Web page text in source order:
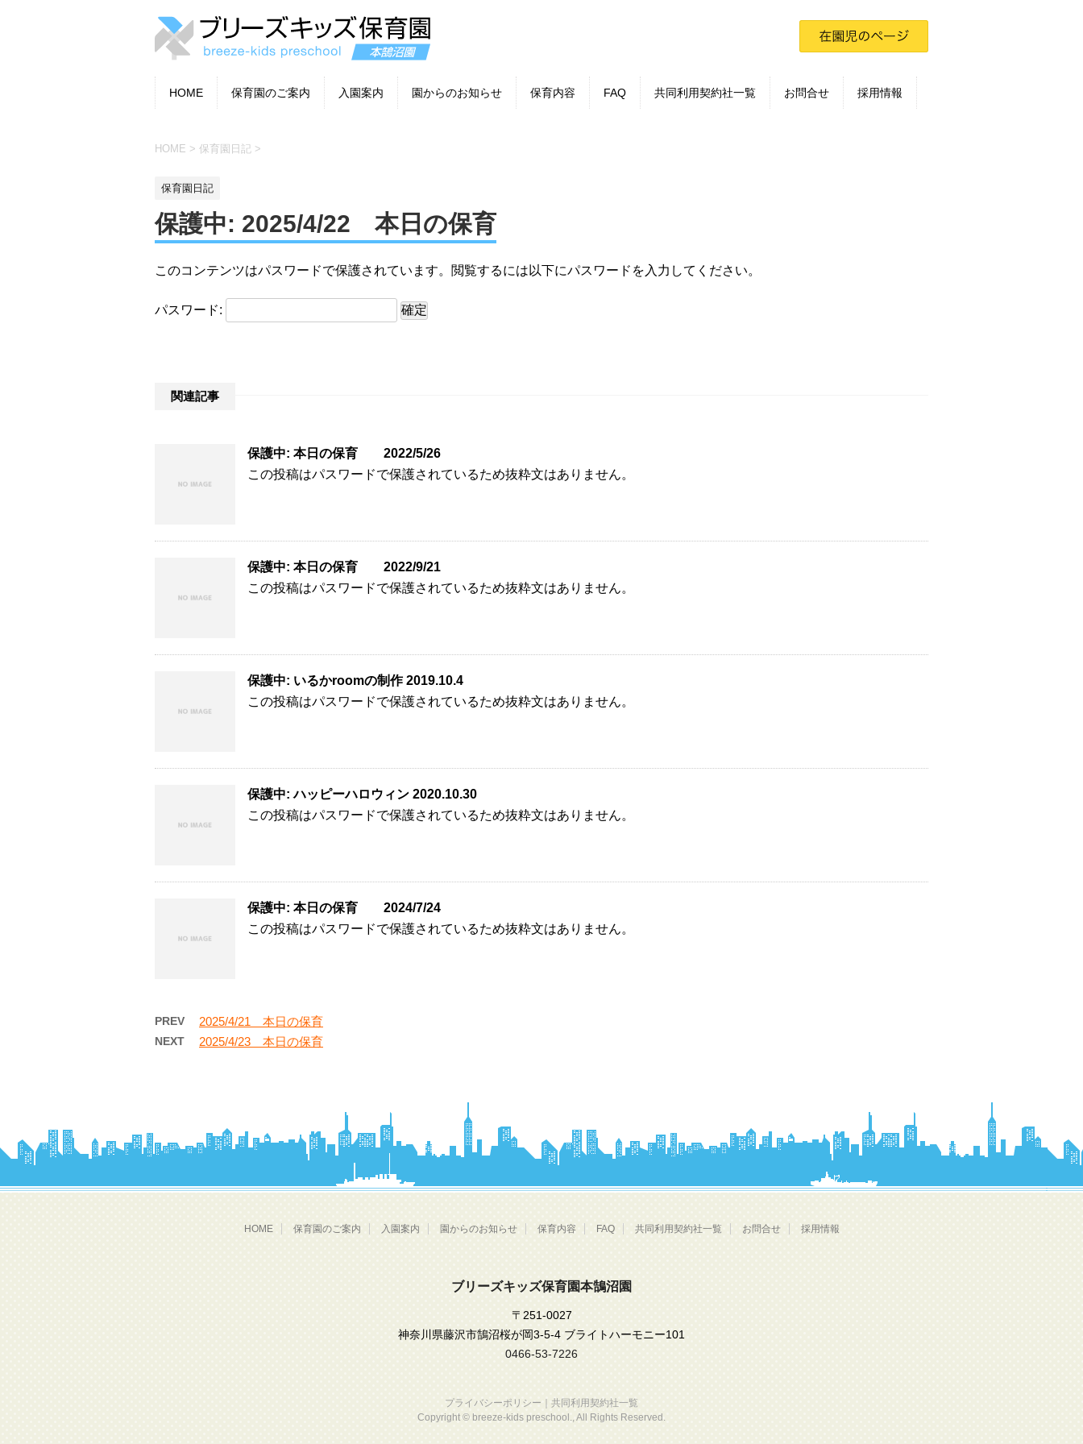
HOME 保育園のご案内 入園案内 園からのお知らせ 保育内容 FAQ 共同利用契約社一覧 お問合せ 採用情報
HOME > 保育園日記 >
保育園日記
保護中: 2025/4/22 本日の保育
このコンテンツはパスワードで保護されています。閲覧するには以下にパスワードを入力してください。
パスワード:
関連記事
保護中: 本日の保育 2022/5/26
この投稿はパスワードで保護されているため抜粋文はありません。
保護中: 本日の保育 2022/9/21
この投稿はパスワードで保護されているため抜粋文はありません。
保護中: いるかroomの制作 2019.10.4
この投稿はパスワードで保護されているため抜粋文はありません。
保護中: ハッピーハロウィン 2020.10.30
この投稿はパスワードで保護されているため抜粋文はありません。
保護中: 本日の保育 2024/7/24
この投稿はパスワードで保護されているため抜粋文はありません。
PREV 2025/4/21 本日の保育
NEXT 2025/4/23 本日の保育
HOME 保育園のご案内 入園案内 園からのお知らせ 保育内容 FAQ 共同利用契約社一覧 お問合せ 採用情報
ブリーズキッズ保育園本鵠沼園
〒251-0027
神奈川県藤沢市鵠沼桜が岡3-5-4 ブライトハーモニー101
0466-53-7226
プライバシーポリシー
共同利用契約社一覧
Copyright © breeze-kids preschool.,All Rights Reserved.